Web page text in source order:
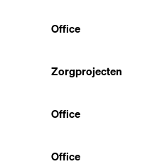
Office
Zorgprojecten
Office
Office